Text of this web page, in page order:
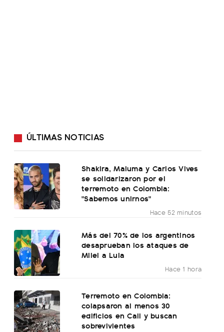
ÚLTIMAS NOTICIAS
Shakira, Maluma y Carlos Vives
se solidarizaron por el
terremoto en Colombia:
"Sabemos unirnos"
Hace 52 minutos
Más del 70% de los argentinos
desaprueban los ataques de
Milei a Lula
Hace 1 hora
Terremoto en Colombia:
colapsaron al menos 30
edificios en Cali y buscan
sobrevivientes